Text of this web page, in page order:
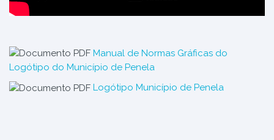
Manual de Normas Gráficas do
Logótipo do Município de Penela
Logótipo Município de Penela